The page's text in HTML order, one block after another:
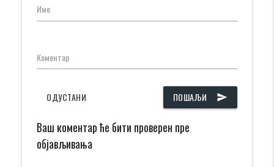
Име
Коментар
ПОШАЉИ send
ОДУСТАНИ
Ваш коментар ће бити проверен пре
објављивања